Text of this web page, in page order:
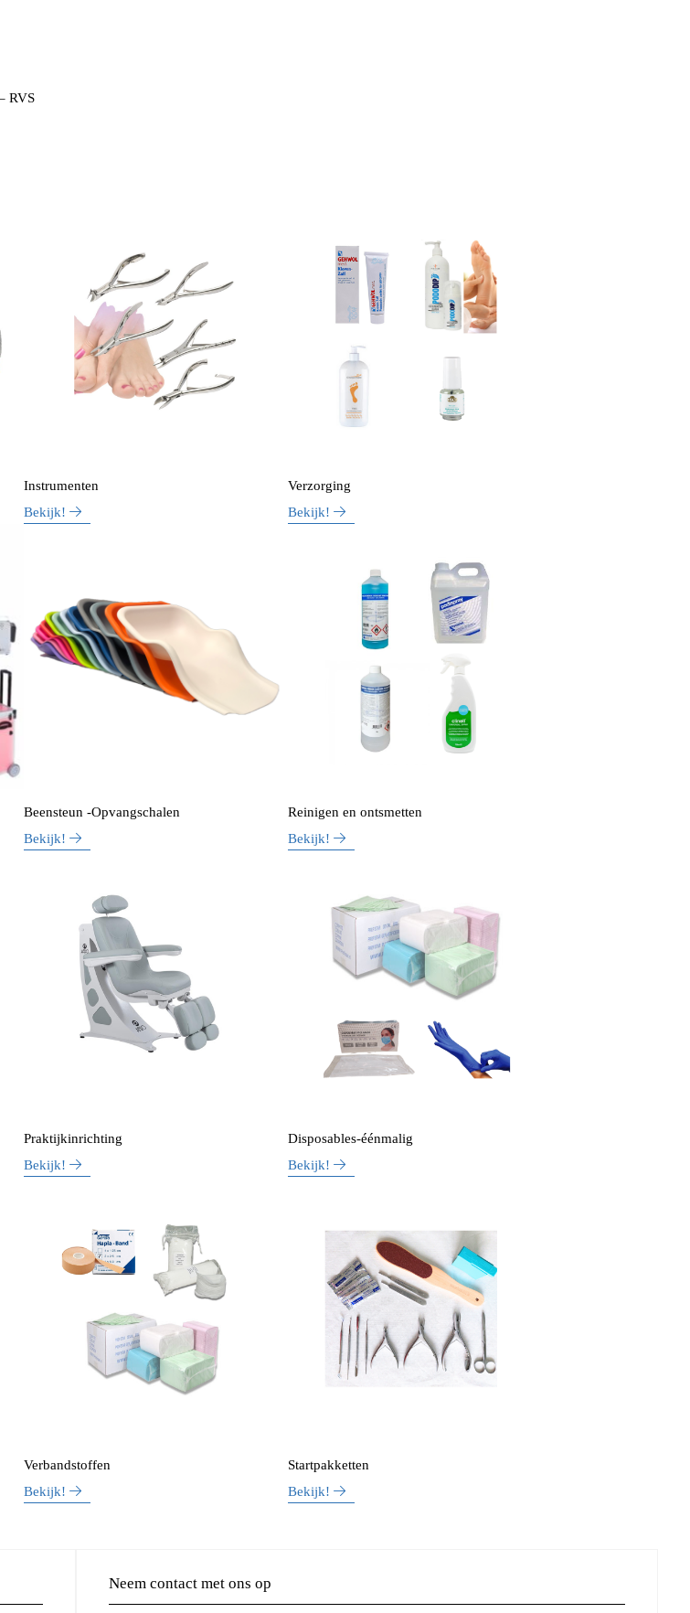
RVS
Instrumenten
Bekijk!
Verzorging
Bekijk!
Beensteun -Opvangschalen
Bekijk!
Reinigen en ontsmetten
Bekijk!
Praktijkinrichting
Bekijk!
Disposables-éénmalig
Bekijk!
Verbandstoffen
Bekijk!
Startpakketten
Bekijk!
Neem contact met ons op